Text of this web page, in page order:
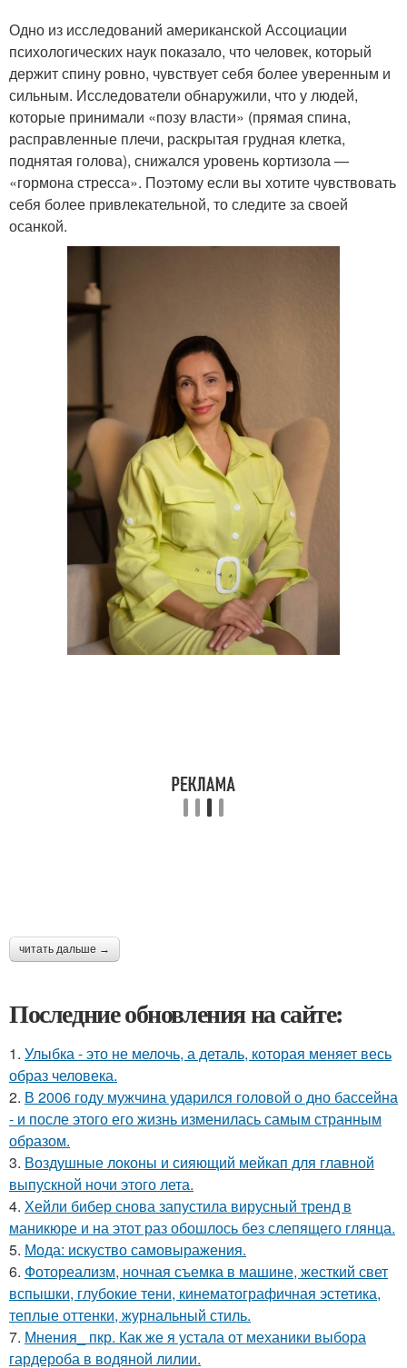
Одно из исследований американской Ассоциации
психологических наук показало, что человек, который
держит спину ровно, чувствует себя более уверенным и
сильным. Исследователи обнаружили, что у людей,
которые принимали «позу власти» (прямая спина,
расправленные плечи, раскрытая грудная клетка,
поднятая голова), снижался уровень кортизола —
«гормона стресса». Поэтому если вы хотите чувствовать
себя более привлекательной, то следите за своей
осанкой.
читать дальше →
Последние обновления на сайте:
1. Улыбка - это не мелочь, а деталь, которая меняет весь
образ человека.
2. В 2006 году мужчина ударился головой о дно бассейна
- и после этого его жизнь изменилась самым странным
образом.
3. Воздушные локоны и сияющий мейкап для главной
выпускной ночи этого лета.
4. Хейли бибер снова запустила вирусный тренд в
маникюре и на этот раз обошлось без слепящего глянца.
5. Мода: искуство самовыражения.
6. Фотореализм, ночная съемка в машине, жесткий свет
вспышки, глубокие тени, кинематографичная эстетика,
теплые оттенки, журнальный стиль.
7. Мнения_ пкр. Как же я устала от механики выбора
гардероба в водяной лилии.